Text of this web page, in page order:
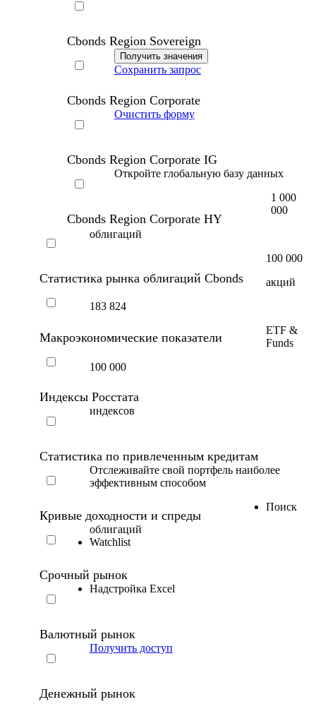
Cbonds Region Sovereign
Cbonds Region Corporate
Cbonds Region Corporate IG
Cbonds Region Corporate HY
Статистика рынка облигаций Cbonds
Макроэкономические показатели
Индексы Росстата
Статистика по привлеченным кредитам
Кривые доходности и спреды
Срочный рынок
Валютный рынок
Денежный рынок
Сохранить запрос
Очистить форму
Откройте глобальную базу данных
1 000
000
облигаций
100 000
акций
183 824
ETF &
Funds
100 000
индексов
Отслеживайте свой портфель наиболее
эффективным способом
Поиск
облигаций
Watchlist
Надстройка Excel
Получить доступ